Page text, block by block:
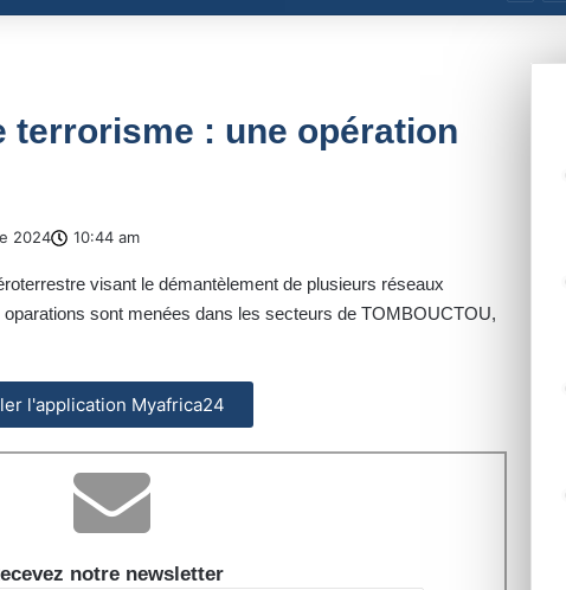
terrorisme : une opération
2024 10:44 am
visant le démantèlement de plusieurs réseaux
sont menées dans les secteurs de TOMBOUCTOU,
l'application Myafrica24
notre newsletter